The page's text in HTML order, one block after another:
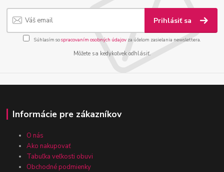
Prihlásiť sa
Súhlasím sospracovaním osobných údajov za účelom zasielania newslettera.
Môžete sa kedykoľvek odhlásiť.
Informácie pre zákazníkov
O nás
Ako nakupovať
Tabuľka veľkosti obuvi
Obchodné podmienky